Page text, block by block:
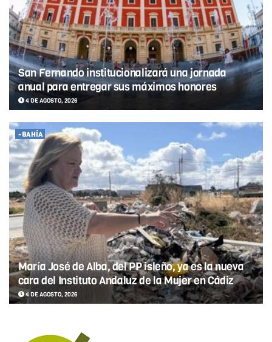
San Fernando institucionalizará una jornada
anual para entregar sus máximos honores
4 DE AGOSTO, 2026
-BAHÍA
María José de Alba, del PP isleño, ya es la nueva
cara del Instituto Andaluz de la Mujer en Cádiz
4 DE AGOSTO, 2026